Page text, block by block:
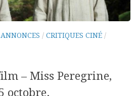
/ CRITIQUES CINÉ /
– Miss Peregrine,
octobre.